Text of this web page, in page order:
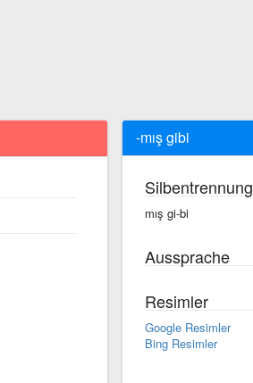
-mış gibi
Silbentrennung
mış gi-bi
Aussprache
Resimler
Google Resimler
Bing Resimler